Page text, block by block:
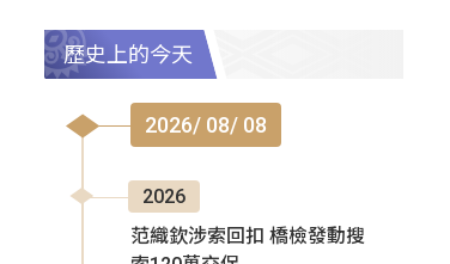
歷史上的今天
2026/ 08/ 08
2026
范織欽涉索回扣 橋檢發動搜